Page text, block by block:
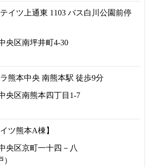
イツ上通東 1103 バス白川公園前停
央区南坪井町4-30
熊本中央 南熊本駅 徒歩9分
央区南熊本四丁目1-7
ツ熊本A棟】
央区京町一十四－八